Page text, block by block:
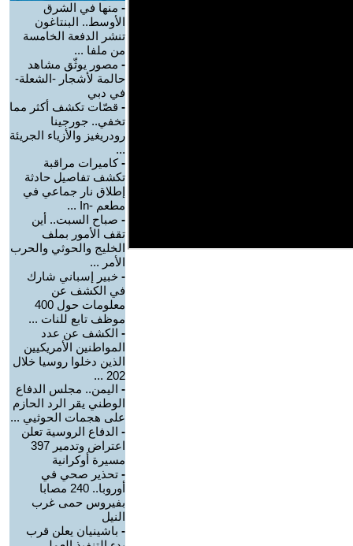
- منها في الشرق
الأوسط.. البنتاغون
تنشر الدفعة الخامسة
من ملفا ...
- مصور يوثّق مشاهد
حالمة لأشجار -الشعلة-
في دبي
- قصّات تكشف أكثر مما
تخفي.. جورجينا
رودريغيز والأزياء الجريئة
...
-كاميرات مراقبة
تكشف تفاصيل حادثة
إطلاق نار جماعي في
مطعم -In ...
- صباح السبت.. أين
تقف الأمور بملف
الخليج والحوثي والحرب
الأمر ...
- خبير إسباني شارك
في الكشف عن
معلومات حول 400
موظف تابع للنات ...
- الكشف عن عدد
المواطنين الأمريكيين
الذين دخلوا روسيا خلال
202 ...
- اليمن.. مجلس الدفاع
الوطني يقر الرد الحازم
على هجمات الحوثيي ...
- الدفاع الروسية تعلن
اعتراض وتدمير 397
مسيرة أوكرانية
- تحذير صحي في
أوروبا.. 240 مصابا
بفيروس حمى غرب
النيل
- باشينيان يعلن قرب